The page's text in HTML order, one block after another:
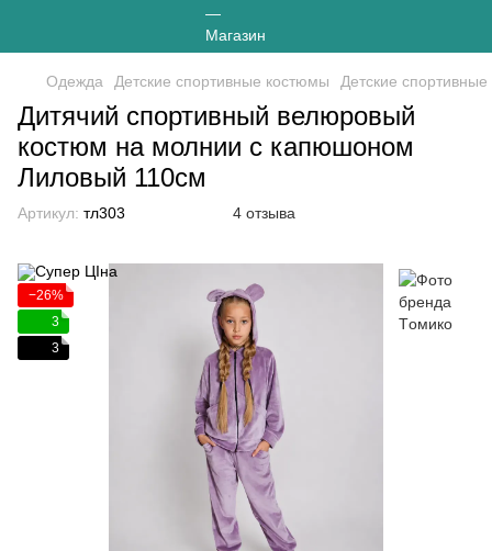
Одежда Детские спортивные костюмы Детские
Дитячий спортивный велюровый
костюм на молнии с капюшоном
Лиловый 110см
Артикул: тл303 4 отзыва
−26%
3
3